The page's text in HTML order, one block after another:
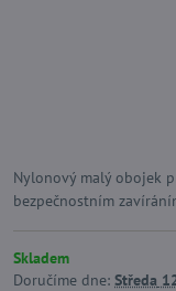
Nylonový malý obojek
bezpečnostním
Skladem
Doručíme dne: Středa